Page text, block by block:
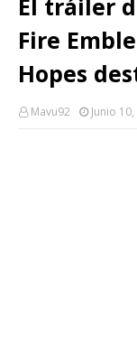
El tráiler
Fire
Hopes
Mavu92 Junio